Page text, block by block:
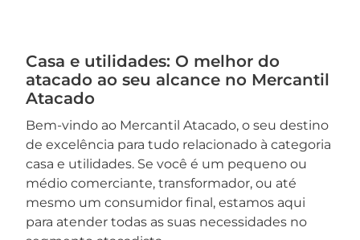
Casa e utilidades: O melhor do
atacado ao seu alcance no Mercantil
Atacado
Bem-vindo ao Mercantil Atacado, o seu destino
de excelência para tudo relacionado à categoria
casa e utilidades. Se você é um pequeno ou
médio comerciante, transformador, ou até
mesmo um consumidor final, estamos aqui
para atender todas as suas necessidades no